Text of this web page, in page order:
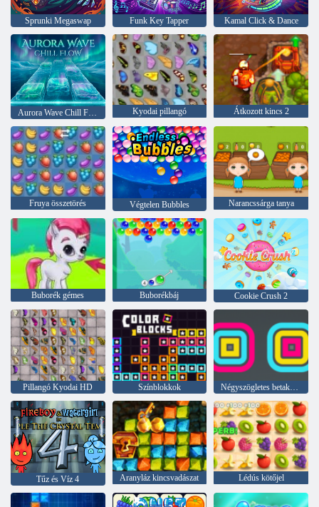
Sprunki Megaswap Funk Key Tapper Kamal Click & Dance
Kyodai pillangó Átkozott kincs 2
Fruya összetörés Végtelen Bubbles Narancssárga tanya
Buborék gémes Buborékbáj Cookie Crush 2
Pillangó Kyodai HD Színblokkok Négyszögletes betakarító
Tűz és Víz 4 Aranyláz kincsvadászat Lédús kötőjel